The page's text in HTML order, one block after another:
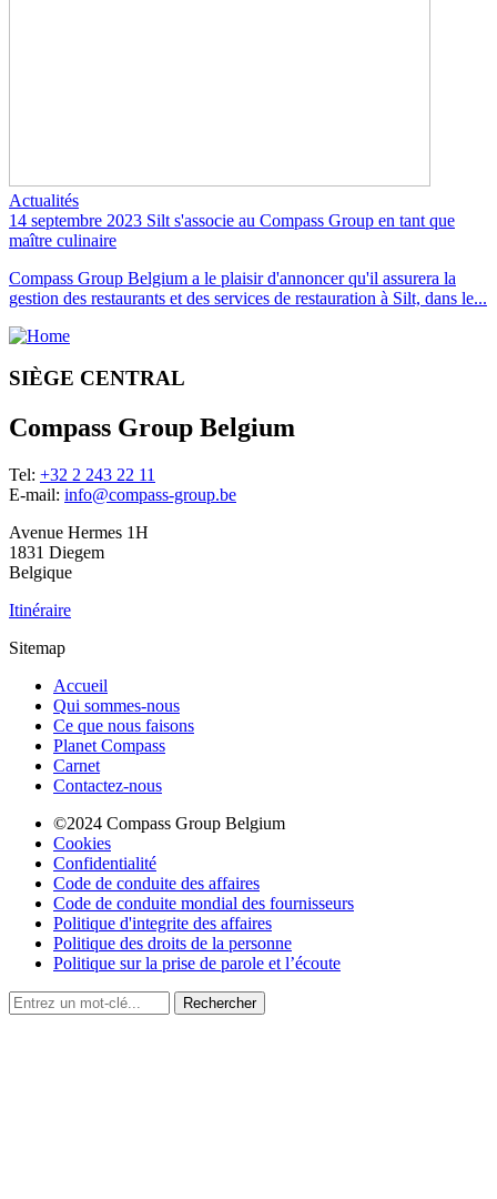
Actualités
14 septembre 2023 Silt s'associe au Compass Group en tant que
maître culinaire
Compass Group Belgium a le plaisir d'annoncer qu'il assurera la
gestion des restaurants et des services de restauration à Silt, dans le...
SIÈGE CENTRAL
Compass Group Belgium
Tel: +32 2 243 22 11
E-mail: info@compass-group.be
Avenue Hermes 1H
1831 Diegem
Belgique
Itinéraire
Sitemap
Accueil
Qui sommes-nous
Ce que nous faisons
Planet Compass
Carnet
Contactez-nous
©2024 Compass Group Belgium
Cookies
Confidentialité
Code de conduite des affaires
Code de conduite mondial des fournisseurs
Politique d'integrite des affaires
Politique des droits de la personne
Politique sur la prise de parole et l’écoute
Rechercher